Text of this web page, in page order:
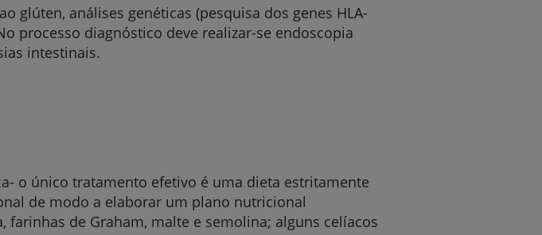
glúten, análises genéticas (pesquisa dos genes HLA-
processo diagnóstico deve realizar-se endoscopia
intestinais.
o único tratamento efetivo é uma dieta estritamente
de modo a elaborar um plano nutricional
de Graham, malte e semolina; alguns celíacos